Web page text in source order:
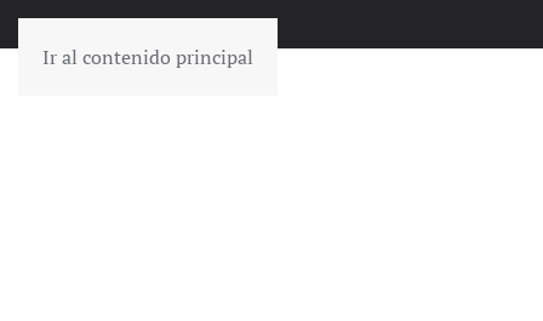
Ir al contenido principal